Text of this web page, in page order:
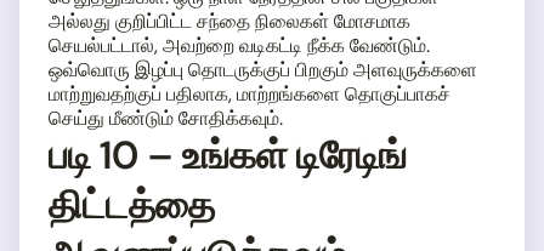
அல்லது குறிப்பிட்ட சந்தை நிலைகள் மோசமாக
செயல்பட்டால், அவற்றை வடிகட்டி நீக்க வேண்டும்.
ஒவ்வொரு இழப்பு தொடருக்குப் பிறகும் அளவுருக்களை
மாற்றுவதற்குப் பதிலாக, மாற்றங்களை தொகுப்பாகச்
செய்து மீண்டும் சோதிக்கவும்.
படி 10 – உங்கள் டிரேடிங்
திட்டத்தை